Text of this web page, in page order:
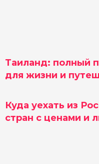
Таиланд: полный
для жизни и
Куда уехать из
стран с ценами и